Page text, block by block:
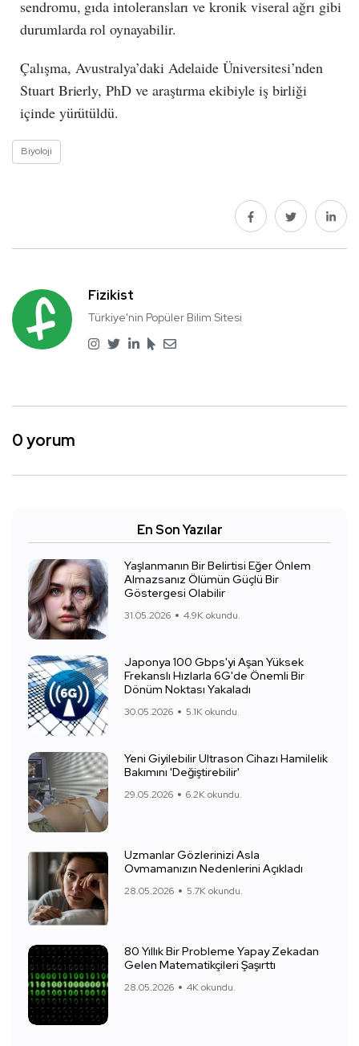
sendromu, gıda intoleransları ve kronik viseral ağrı gibi
durumlarda rol oynayabilir.
Çalışma, Avustralya’daki Adelaide Üniversitesi’nden
Stuart Brierly, PhD ve araştırma ekibiyle iş birliği
içinde yürütüldü.
Biyoloji
Fizikist
Türkiye'nin Popüler Bilim Sitesi
0 yorum
En Son Yazılar
Yaşlanmanın Bir Belirtisi Eğer Önlem
Almazsanız Ölümün Güçlü Bir
Göstergesi Olabilir
31.05.2026 4.9K okundu.
Japonya 100 Gbps'yi Aşan Yüksek
Frekanslı Hızlarla 6G'de Önemli Bir
Dönüm Noktası Yakaladı
30.05.2026 5.1K okundu.
Yeni Giyilebilir Ultrason Cihazı Hamilelik
Bakımını 'Değiştirebilir'
29.05.2026 6.2K okundu.
Uzmanlar Gözlerinizi Asla
Ovmamanızın Nedenlerini Açıkladı
28.05.2026 5.7K okundu.
80 Yıllık Bir Probleme Yapay Zekadan
Gelen Matematikçileri Şaşırttı
28.05.2026 4K okundu.